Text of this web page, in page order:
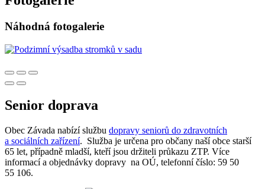
Náhodná fotogalerie
Senior doprava
Obec Závada nabízí službu dopravy seniorů do zdravotních
a sociálních zařízení. Služba je určena pro občany naší obce starší
65 let, případně mladší, kteří jsou držiteli průkazu ZTP. Více
informací a objednávky dopravy na OÚ, telefonní číslo: 59 50
55 106.